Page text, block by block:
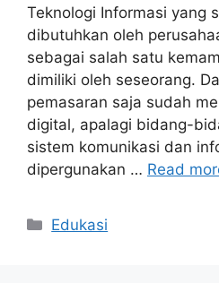
Teknologi Informasi yang
dibutuhkan oleh
sebagai salah satu
dimiliki oleh seseorang.
pemasaran saja sudah
digital, apalagi bidang-
sistem komunikasi dan
dipergunakan … Read
Categories
Edukasi